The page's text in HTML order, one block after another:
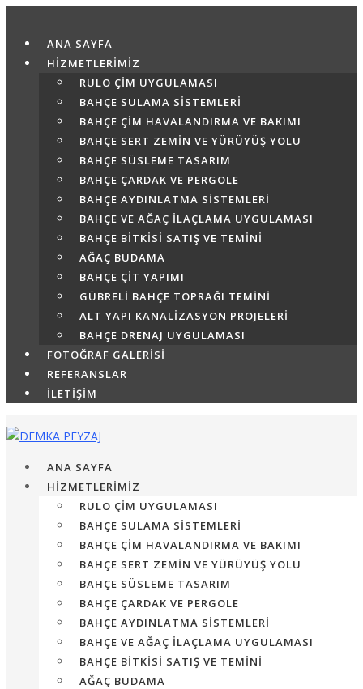
ANA SAYFA
HİZMETLERİMİZ
RULO ÇIM UYGULAMASI
BAHÇE SULAMA SISTEMLERI
BAHÇE ÇIM HAVALANDIRMA VE BAKIMI
BAHÇE SERT ZEMIN VE YÜRÜYÜŞ YOLU
BAHÇE SÜSLEME TASARIM
BAHÇE ÇARDAK VE PERGOLE
BAHÇE AYDINLATMA SISTEMLERI
BAHÇE VE AĞAÇ İLAÇLAMA UYGULAMASI
BAHÇE BITKISI SATIŞ VE TEMINI
AĞAÇ BUDAMA
BAHÇE ÇIT YAPIMI
GÜBRELI BAHÇE TOPRAĞI TEMINI
ALT YAPI KANALIZASYON PROJELERI
BAHÇE DRENAJ UYGULAMASI
FOTOĞRAF GALERİSİ
REFERANSLAR
İLETİŞİM
ANA SAYFA
HİZMETLERİMİZ
RULO ÇIM UYGULAMASI
BAHÇE SULAMA SISTEMLERI
BAHÇE ÇIM HAVALANDIRMA VE BAKIMI
BAHÇE SERT ZEMIN VE YÜRÜYÜŞ YOLU
BAHÇE SÜSLEME TASARIM
BAHÇE ÇARDAK VE PERGOLE
BAHÇE AYDINLATMA SISTEMLERI
BAHÇE VE AĞAÇ İLAÇLAMA UYGULAMASI
BAHÇE BITKISI SATIŞ VE TEMINI
AĞAÇ BUDAMA